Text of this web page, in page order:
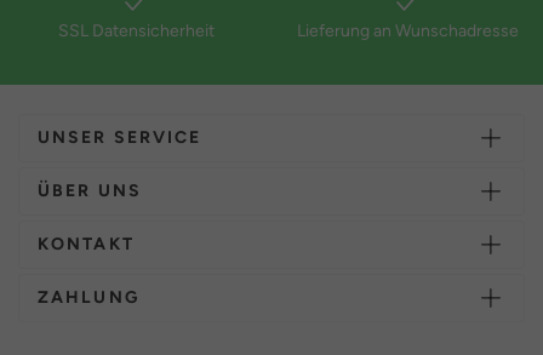
SSL Datensicherheit Lieferung an Wunschadresse
UNSER SERVICE
ÜBER UNS
KONTAKT
ZAHLUNG